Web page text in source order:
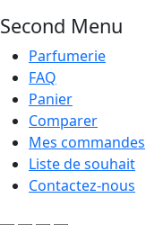
Second Menu
Parfumerie
FAQ
Panier
Comparer
Mes commandes
Liste de souhait
Contactez-nous